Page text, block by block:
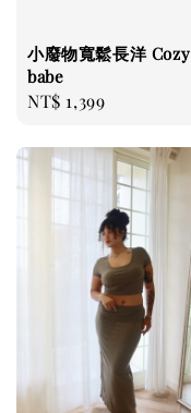
小廢物寬鬆長洋 Cozy
babe
Regular
NT$ 1,399